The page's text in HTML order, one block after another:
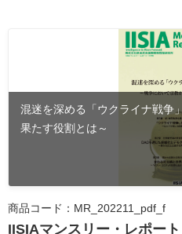
混迷を深める「ウクライナ戦争
果たす役割とは～
商品コード：MR_202211_pdf_f
IISIAマンスリー・レポー